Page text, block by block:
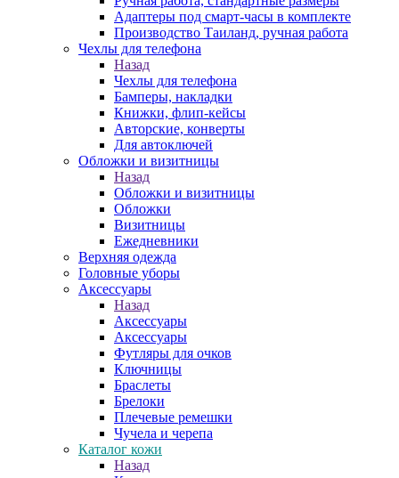
Адаптеры под смарт-часы в комплекте
Производство Таиланд, ручная работа
Чехлы для телефона
Назад
Чехлы для телефона
Бамперы, накладки
Книжки, флип-кейсы
Авторские, конверты
Для автоключей
Обложки и визитницы
Назад
Обложки и визитницы
Обложки
Визитницы
Ежедневники
Верхняя одежда
Головные уборы
Аксессуары
Назад
Аксессуары
Аксессуары
Футляры для очков
Ключницы
Браслеты
Брелоки
Плечевые ремешки
Чучела и черепа
Каталог кожи
Назад